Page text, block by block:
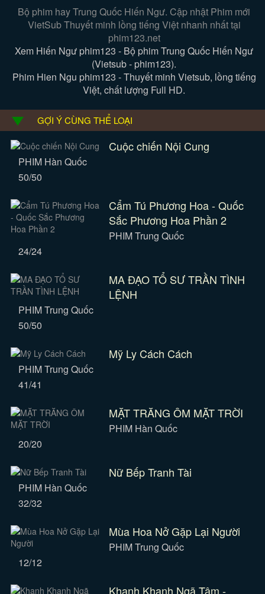
Bộ phim hay Trung Quốc Hiến Ngư. Cập nhật Phim mới
VietSub Thuyết minh lồng tiếng Việt nhanh nhất tại
phim123.net
Xem Hiến Ngư phim123 - Bộ phim Trung Quốc Hiến Ngư
(Vietsub - phim123).
Phim Hien Ngu phim123 - Thuyết minh Vietsub, lồng tiếng
Việt, chất lượng Full HD.
GỢI Ý CÙNG THỂ LOẠI
Cuộc chiến Nội Cung
PHIM Hàn Quốc
50/50
Cẩm Tú Phương Hoa - Quốc
Sắc Phương Hoa Phần 2
PHIM Trung Quốc
24/24
MA ĐẠO TỔ SƯ TRẦN TÌNH
LỆNH
PHIM Trung Quốc
50/50
Mỹ Ly Cách Cách
PHIM Trung Quốc
41/41
MẶT TRĂNG ÔM MẶT TRỜI
PHIM Hàn Quốc
20/20
Nữ Bếp Tranh Tài
PHIM Hàn Quốc
32/32
Mùa Hoa Nở Gặp Lại Người
PHIM Trung Quốc
12/12
Khanh Khanh Ngã Tâm -